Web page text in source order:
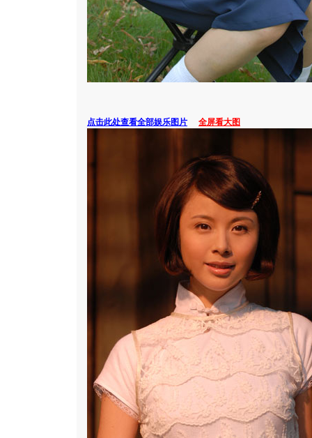
点击此处查看全部娱乐图片 全屏看大图